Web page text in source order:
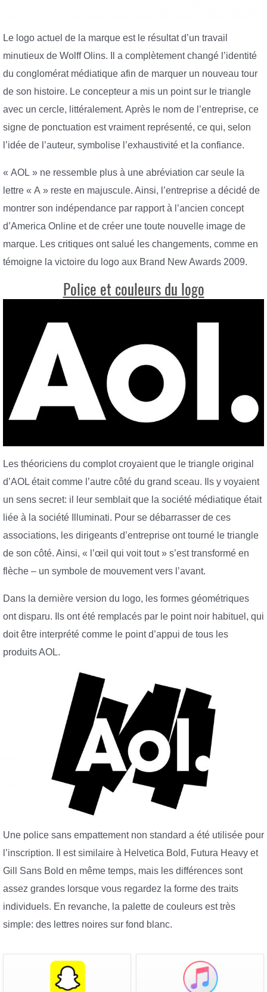
Le logo actuel de la marque est le résultat d’un travail
minutieux de Wolff Olins. Il a complètement changé l’identité
du conglomérat médiatique afin de marquer un nouveau tour
de son histoire. Le concepteur a mis un point sur le triangle
avec un cercle, littéralement. Après le nom de l’entreprise, ce
signe de ponctuation est vraiment représenté, ce qui, selon
l’idée de l’auteur, symbolise l’exhaustivité et la confiance.
« AOL » ne ressemble plus à une abréviation car seule la
lettre « A » reste en majuscule. Ainsi, l’entreprise a décidé de
montrer son indépendance par rapport à l’ancien concept
d’America Online et de créer une toute nouvelle image de
marque. Les critiques ont salué les changements, comme en
témoigne la victoire du logo aux Brand New Awards 2009.
Police et couleurs du logo
Les théoriciens du complot croyaient que le triangle original
d’AOL était comme l’autre côté du grand sceau. Ils y voyaient
un sens secret: il leur semblait que la société médiatique était
liée à la société Illuminati. Pour se débarrasser de ces
associations, les dirigeants d’entreprise ont tourné le triangle
de son côté. Ainsi, « l’œil qui voit tout » s’est transformé en
flèche – un symbole de mouvement vers l’avant.
Dans la dernière version du logo, les formes géométriques
ont disparu. Ils ont été remplacés par le point noir habituel, qui
doit être interprété comme le point d’appui de tous les
produits AOL.
Une police sans empattement non standard a été utilisée pour
l’inscription. Il est similaire à Helvetica Bold, Futura Heavy et
Gill Sans Bold en même temps, mais les différences sont
assez grandes lorsque vous regardez la forme des traits
individuels. En revanche, la palette de couleurs est très
simple: des lettres noires sur fond blanc.